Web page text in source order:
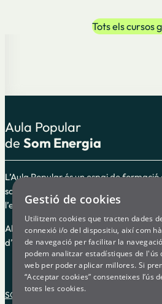
Tots els cursos
Aula Popular
de Som Energia
L’Aula Popular és un espai de
sobre el cooperativisme i l’energia
l’economia social i solidària.
Alguns dels cursos guiats són en línia i
d’altres són impartits en dates i hores
SOM ENERGIA
GL
Gestió de cookies
Utilitzem cookies que tracten dades
connexió i/o del dispositiu, així com
de navegació per facilitar la
podem analitzar estadístiques de l'ús
web per poder aplicar millores. Si
“Acceptar cookies” consenteixes l’ús
totes les cookies.